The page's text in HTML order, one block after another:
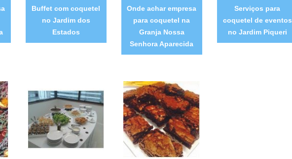
Buffet com coquetel
no Jardim dos
Estados
Onde achar empresa
para coquetel na
Granja Nossa
Senhora Aparecida
Serviços para
coquetel de eventos
no Jardim Piqueri